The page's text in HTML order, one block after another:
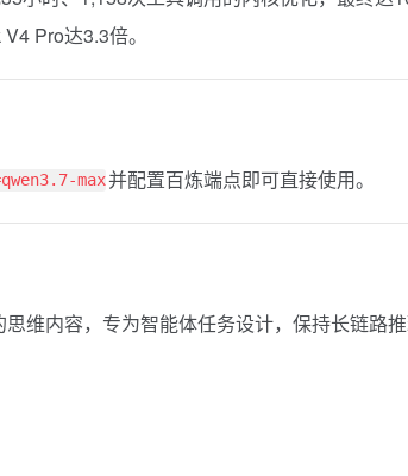
Pro达3.3倍。
max并配置百炼端点即可直接使用。
维内容，专为智能体任务设计，保持长链路